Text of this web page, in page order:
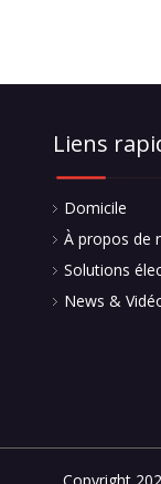
Liens
Domicile
À propos de
Solutions
News &